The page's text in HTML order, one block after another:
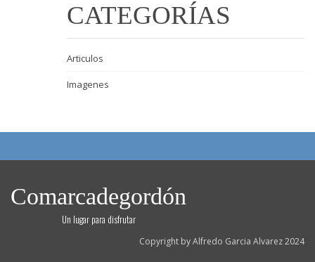
CATEGORÍAS
Articulos
Imagenes
Comarcadegordón
Un lugar para disfrutar
Copyright by Alfredo Garcia Alvarez 2024